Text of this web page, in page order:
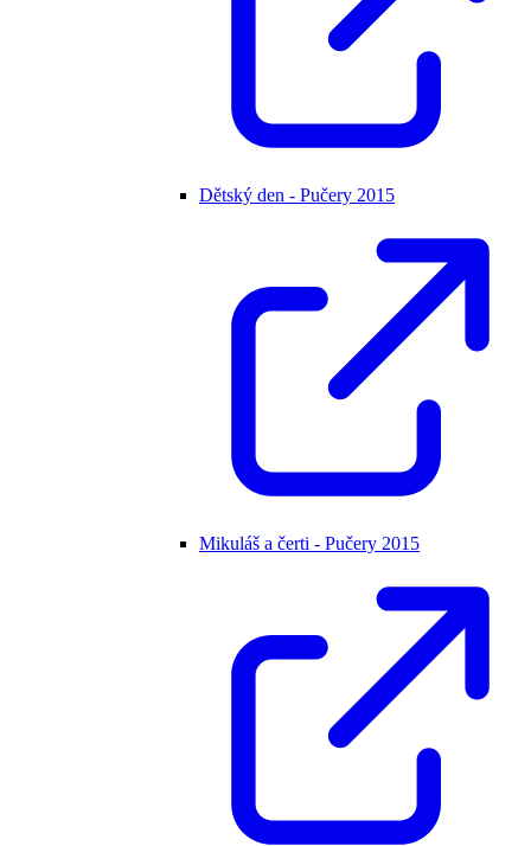
Dětský den - Pučery 2015
Mikuláš a čerti - Pučery 2015